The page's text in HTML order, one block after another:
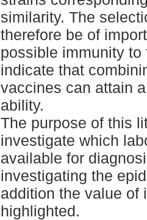
similarity. The
therefore be of
possible immunity
indicate that
vaccines can attain
ability.
The purpose of this
investigate which
available for
investigating the
addition the value of
highlighted.